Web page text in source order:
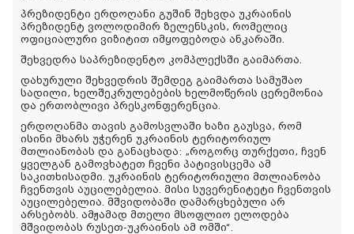
პრეზიდენტი ერდოღანი გუშინ შეხვდა უკრაინის
პრეზიდენტ ვოლოდიმირ ზელენსკის, რომელიც
ოფიციალური ვიზიტით იმყოფებოდა ანკარაში.
შეხვედრა საპრეზიდენტო კომპლექსში გაიმართა.
დახურული შეხვედრის შემდეგ გაიმართა სამუშაო
სადილი, ხელშეკრულებების ხელმოწერის ცერემონია
და ერთობლივი პრესკონფერენცია.
ერდოღანმა თავის გამოსვლაში ხაზი გაუსვა, რომ
ისინი მხარს უჭერენ უკრაინის ტერიტორიულ
მთლიანობას და განაცხადა: „როგორც თურქეთი, ჩვენ
ყველგან გამოვხატეთ ჩვენი პატივისცემა ამ
საკითხისადმი. უკრაინის ტერიტორიული მთლიანობა
ჩვენთვის აუცილებელია. მისი სუვერენიტეტი ჩვენთვის
აუცილებელია. მშვიდობაში დამარცხებული არ
არსებობს. ამჟამად მთელი მსოფლიო ელოდება
მშვიდობას რუსეთ-უკრაინის ამ ომში“.